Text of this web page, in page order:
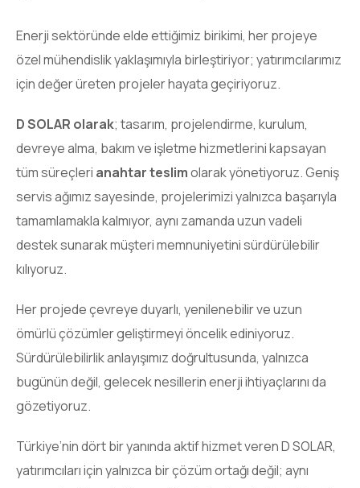
Enerji sektöründe elde ettiğimiz birikimi, her projeye
özel mühendislik yaklaşımıyla birleştiriyor; yatırımcılarımız
için değer üreten projeler hayata geçiriyoruz.
D SOLAR olarak; tasarım, projelendirme, kurulum,
devreye alma, bakım ve işletme hizmetlerini kapsayan
tüm süreçleri anahtar teslimolarak yönetiyoruz. Geniş
servis ağımız sayesinde, projelerimizi yalnızca başarıyla
tamamlamakla kalmıyor, aynı zamanda uzun vadeli
destek sunarak müşteri memnuniyetini sürdürülebilir
kılıyoruz.
Her projede çevreye duyarlı, yenilenebilir ve uzun
ömürlü çözümler geliştirmeyi öncelik ediniyoruz.
Sürdürülebilirlik anlayışımız doğrultusunda, yalnızca
bugünün değil, gelecek nesillerin enerji ihtiyaçlarını da
gözetiyoruz.
Türkiye’nin dört bir yanında aktif hizmet veren D SOLAR,
yatırımcıları için yalnızca bir çözüm ortağı değil; aynı